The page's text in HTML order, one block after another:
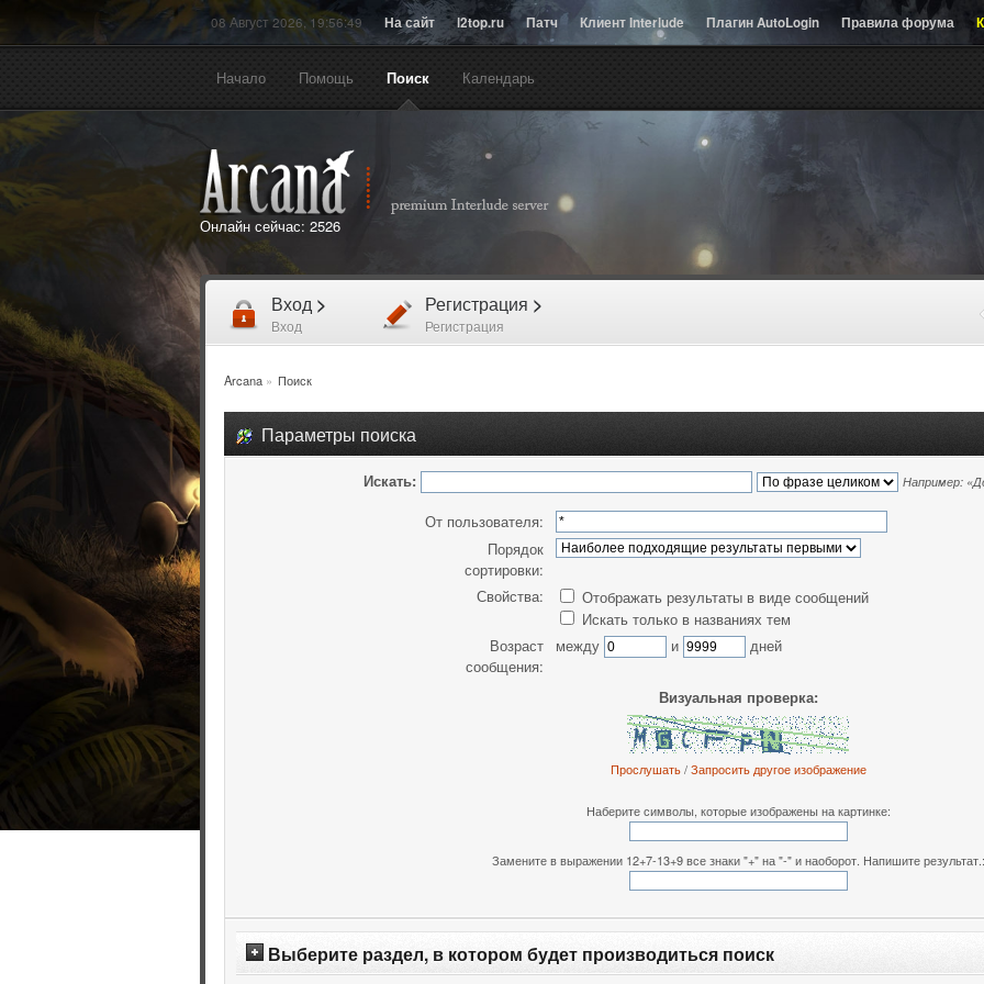
08 Август 2026, 19:56:49 На сайт l2top.ru Патч Клиент Interlude Плагин AutoLogin Правила форума
Начало Помощь Поиск Календарь
Онлайн сейчас: 2526
Вход >
Вход
Регистрация >
Регистрация
Arcana» Поиск
Параметры поиска
Искать: Например:
От пользователя:
Порядок
сортировки:
Свойства:
Отображать результаты в виде сообщений
Искать только в названиях тем
Возраст
сообщения:
между и дней
Визуальная проверка:
Прослушать/Запросить другое изображение
Наберите символы, которые изображены на картинке:
Замените в выражении 12+7-13+9 все знаки "+" на "-" и наоборот. Напишите результат.:
Выберите раздел, в котором будет производиться поиск